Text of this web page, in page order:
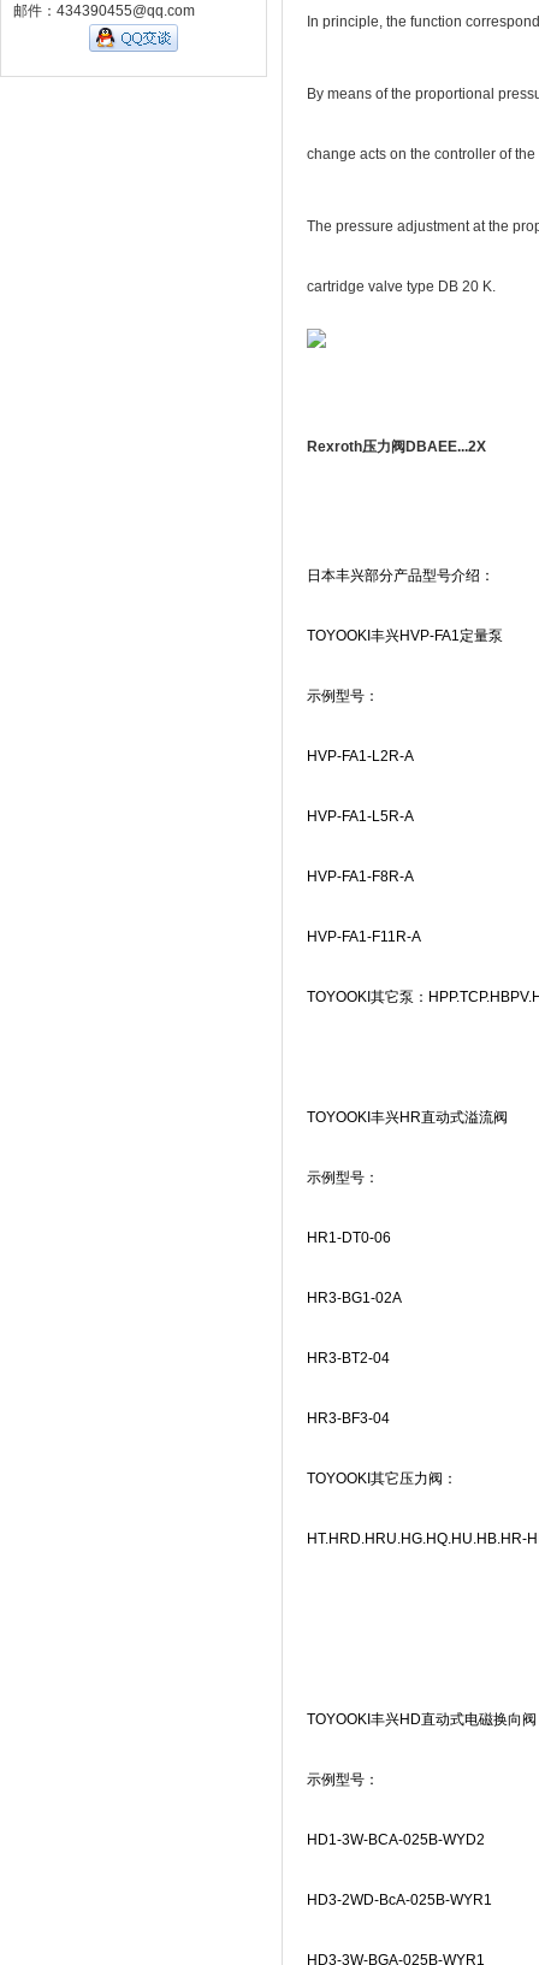
邮件：434390455@qq.com
In principle, the function
By means of the proportional
change acts on the controller of
The pressure adjustment at the
cartridge valve type DB 20 K.
Rexroth压力阀DBAEE...2X
日本丰兴部分产品型号介绍：
TOYOOKI 丰兴HVP-FA1定量泵
示例型号：
HVP-FA1-L2R-A
HVP-FA1-L5R-A
HVP-FA1-F8R-A
HVP-FA1-F11R-A
TOYOOKI 其它泵：
TOYOOKI 丰兴HR直动式溢流阀
示例型号：
HR1-DT0-06
HR3-BG1-02A
HR3-BT2-04
HR3-BF3-04
TOYOOKI 其它压力阀：
HT.HRD.HRU.HG.HQ.HU.HB.HR-
TOYOOKI 丰兴HD直动式电磁换向阀
示例型号：
HD1-3W-BCA-025B-WYD2
HD3-2WD-BcA-025B-WYR1
HD3-3W-BGA-025B-WYR1